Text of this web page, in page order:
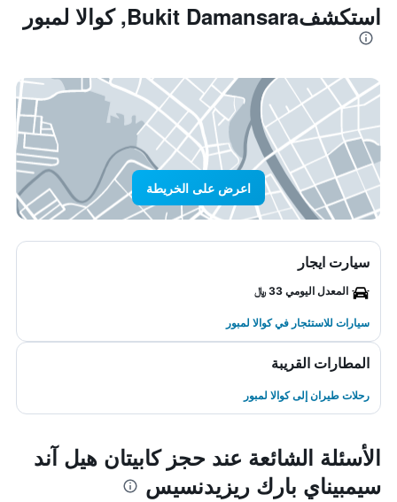
استكشفBukit Damansara, كوالا لمبور
اعرض على الخريطة
سيارت ايجار
المعدل اليومي 33 ﷼
سيارات للاستئجار في كوالا لمبور
المطارات القريبة
رحلات طيران إلى كوالا لمبور
الأسئلة الشائعة عند حجز كابيتان هيل آند
سيمبيناي بارك ريزيدنسيس